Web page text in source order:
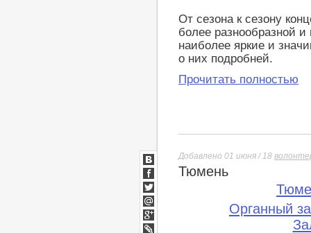
От сезона к сезону
более разнообразной
наиболее яркие и
о них подробней.
Прочитать полностью
Добавлено 01 июня / 18
Тюмень
Органный
ВКонтакте
Facebook
Twitter
Мой
Мир
Google+